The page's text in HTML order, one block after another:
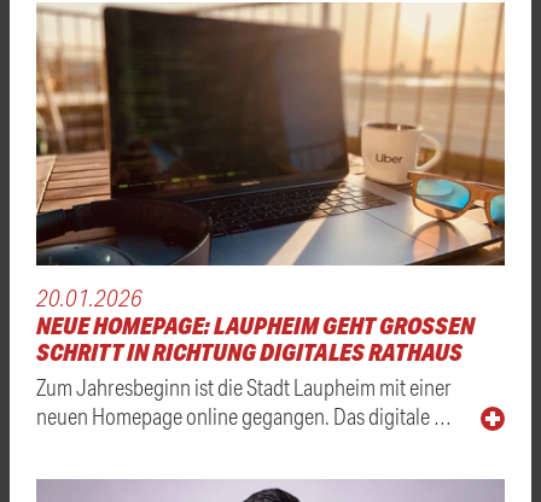
20.01.2026
NEUE HOMEPAGE: LAUPHEIM GEHT GROSSEN S
CHRITT IN RICHTUNG DIGITALES RATHAUS
Zum Jahresbeginn ist die Stadt Laupheim mit einer
neuen Homepage online gegangen. Das digitale …